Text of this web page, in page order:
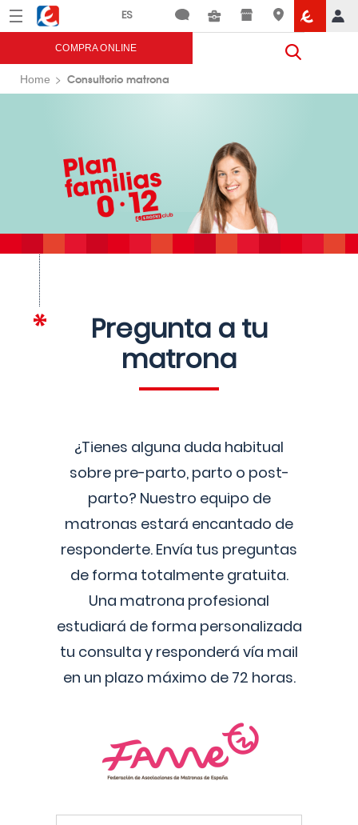
Menú Eroski
COMPRA ONLINE
Home Consultorio matrona
Pregunta a tu
matrona
¿Tienes alguna duda habitual
sobre pre-parto, parto o post-
parto? Nuestro equipo de
matronas estará encantado de
responderte. Envía tus preguntas
de forma totalmente gratuita.
Una matrona profesional
estudiará de forma personalizada
tu consulta y responderá vía mail
en un plazo máximo de 72 horas.